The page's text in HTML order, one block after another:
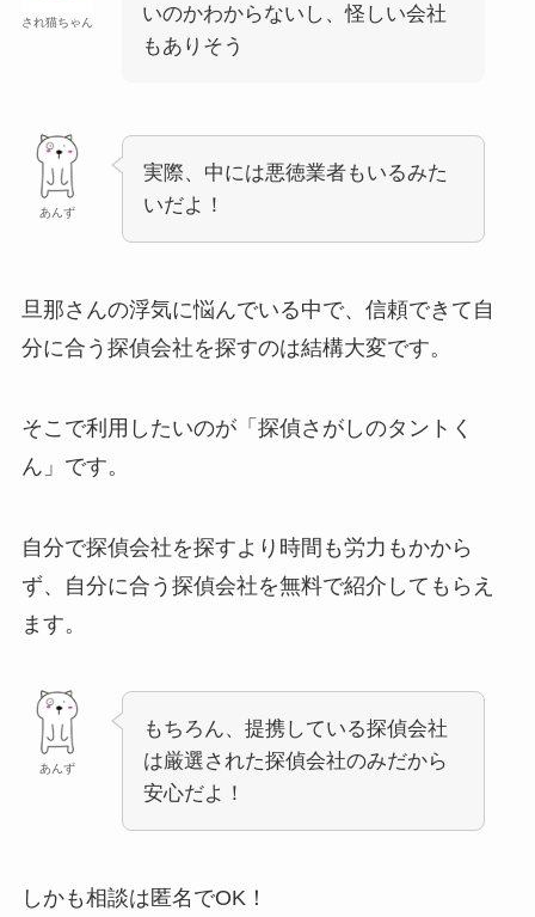
され猫ちゃん
いのかわからないし、怪しい会社
もありそう
あんず
実際、中には悪徳業者もいるみた
いだよ！
旦那さんの浮気に悩んでいる中で、信頼できて自
分に合う探偵会社を探すのは結構大変です。
そこで利用したいのが「探偵さがしのタントく
ん」です。
自分で探偵会社を探すより時間も労力もかから
ず、自分に合う探偵会社を無料で紹介してもらえ
ます。
あんず
もちろん、提携している探偵会社
は厳選された探偵会社のみだから
安心だよ！
しかも相談は匿名でOK！